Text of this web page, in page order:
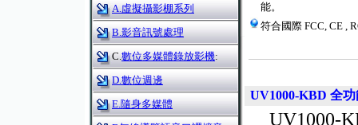
能。
符合國際 FCC, CE ,
UV1000-KBD 全
UV1000-
A.虛擬攝影棚系列
B.影音訊號處理
C.數位多媒體錄放影機:
D.數位週邊
E.隨身多媒體